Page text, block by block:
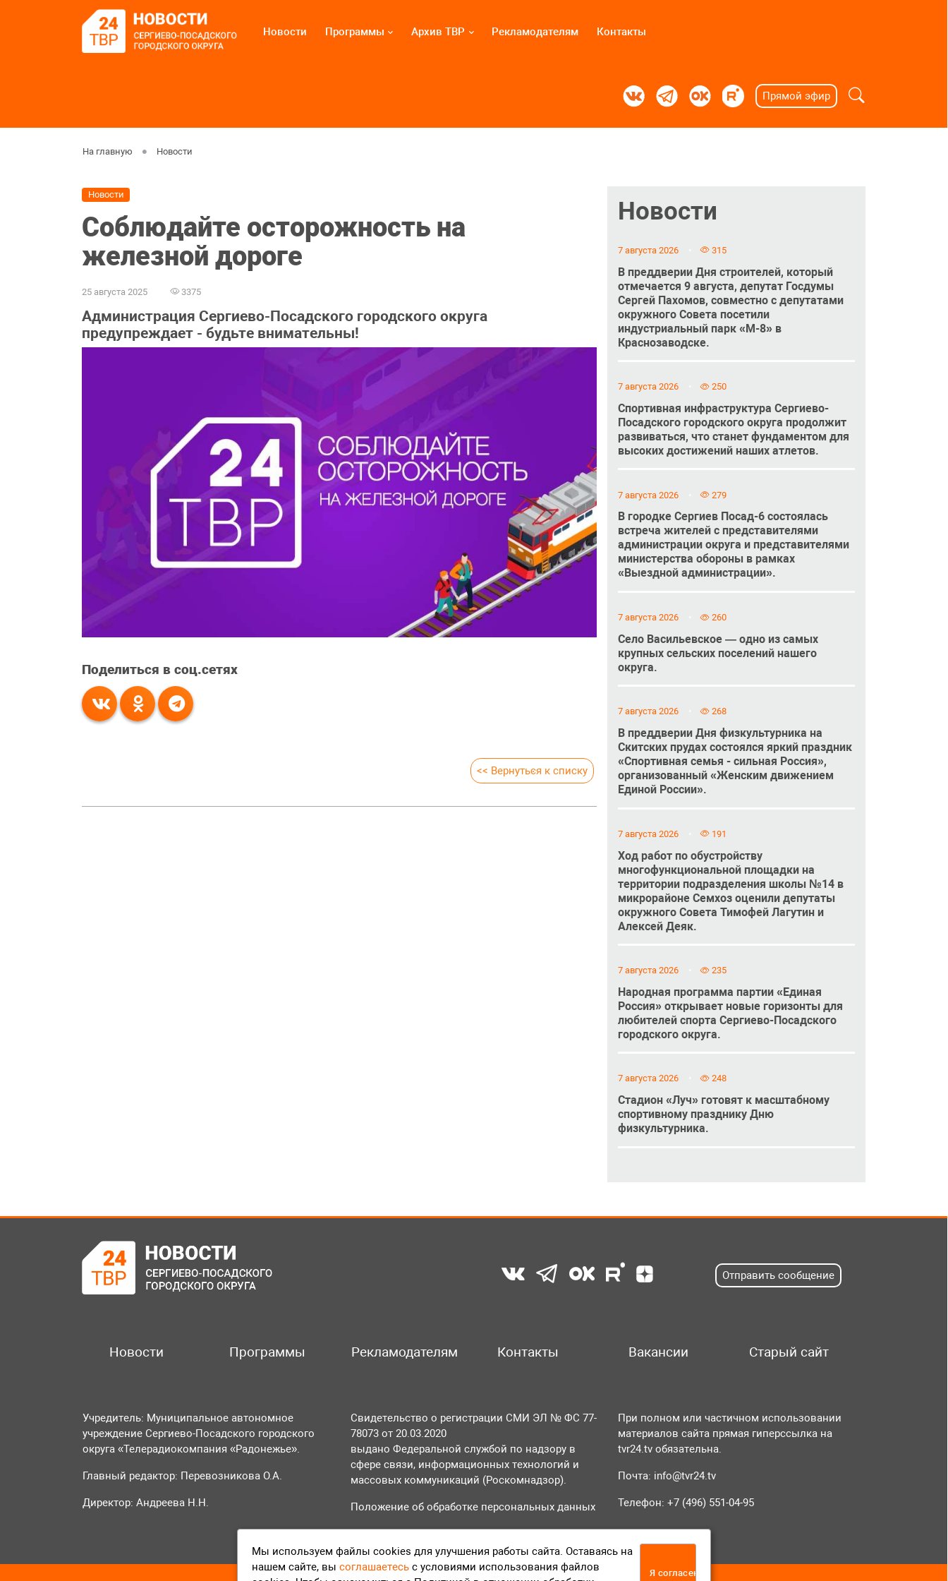
Новости Программы Архив ТВР Рекламодателям Контакты
Прямой эфир
На главную Новости
Новости
Соблюдайте осторожность на
железной дороге
25 августа 2025 3375
Администрация Сергиево-Посадского городского округа
предупреждает - будьте внимательны!
Поделиться в соц.сетях
<< Вернуться к списку
Новости
7 августа 2026 315
В преддверии Дня строителей, который
отмечается 9 августа, депутат Госдумы
Сергей Пахомов, совместно с депутатами
окружного Совета посетили
индустриальный парк «М-8» в
Краснозаводске.
7 августа 2026 250
Спортивная инфраструктура Сергиево-
Посадского городского округа продолжит
развиваться, что станет фундаментом для
высоких достижений наших атлетов.
7 августа 2026 279
В городке Сергиев Посад-6 состоялась
встреча жителей с представителями
администрации округа и представителями
министерства обороны в рамках
«Выездной администрации».
7 августа 2026 260
Село Васильевское — одно из самых
крупных сельских поселений нашего
округа.
7 августа 2026 268
В преддверии Дня физкультурника на
Скитских прудах состоялся яркий праздник
«Спортивная семья - сильная Россия»,
организованный «Женским движением
Единой России».
7 августа 2026 191
Ход работ по обустройству
многофункциональной площадки на
территории подразделения школы №14 в
микрорайоне Семхоз оценили депутаты
окружного Совета Тимофей Лагутин и
Алексей Деяк.
7 августа 2026 235
Народная программа партии «Единая
Россия» открывает новые горизонты для
любителей спорта Сергиево-Посадского
городского округа.
7 августа 2026 248
Стадион «Луч» готовят к масштабному
спортивному празднику Дню
физкультурника.
Отправить сообщение
Новости Программы Рекламодателям Контакты Вакансии Старый сайт
Учредитель: Муниципальное автономное
учреждение Сергиево-Посадского городского
округа «Телерадиокомпания «Радонежье».
Главный редактор: Перевозникова О.А.
Директор: Андреева Н.Н.
Свидетельство о регистрации СМИ ЭЛ № ФС 77-
78073 от 20.03.2020
выдано Федеральной службой по надзору в
сфере связи, информационных технологий и
массовых коммуникаций (Роскомнадзор).
Положение об обработке персональных данных
Согласие на обработку персональных данных
При полном или частичном использовании
материалов сайта прямая гиперссылка на
tvr24.tv обязательна.
Почта: info@tvr24.tv
Телефон: +7 (496) 551-04-95
Мы используем файлы cookies для улучшения работы сайта. Оставаясь на
нашем сайте, вы соглашаетесь с условиями использования файлов
Я согласен